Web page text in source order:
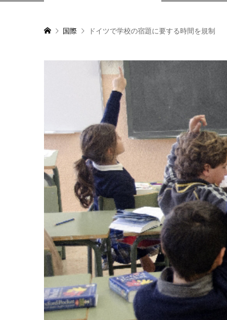
国際 ドイツで学校の宿題に要する時間を規制